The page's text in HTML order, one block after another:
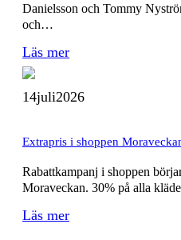
Danielsson och Tommy
och…
Läs mer
14juli2026
Extrapris i shoppen
Rabattkampanj i shoppen
Moraveckan. 30% på alla
Läs mer